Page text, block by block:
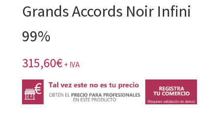
Grands Accords Noir Infini
99%
315,60€ + IVA